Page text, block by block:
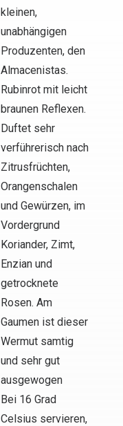
kleinen,
unabhängigen
Produzenten, den
Almacenistas.
Rubinrot mit leicht
braunen Reflexen.
Duftet sehr
verführerisch nach
Zitrusfrüchten,
Orangenschalen
und Gewürzen, im
Vordergrund
Koriander, Zimt,
Enzian und
getrocknete
Rosen. Am
Gaumen ist dieser
Wermut samtig
und sehr gut
ausgewogen
Bei 16 Grad
Celsius servieren,